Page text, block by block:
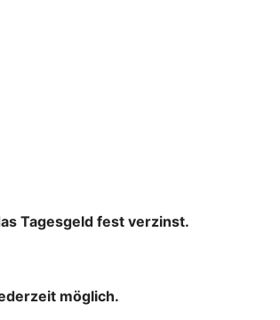
Tagesgeld fest verzinst.
möglich.